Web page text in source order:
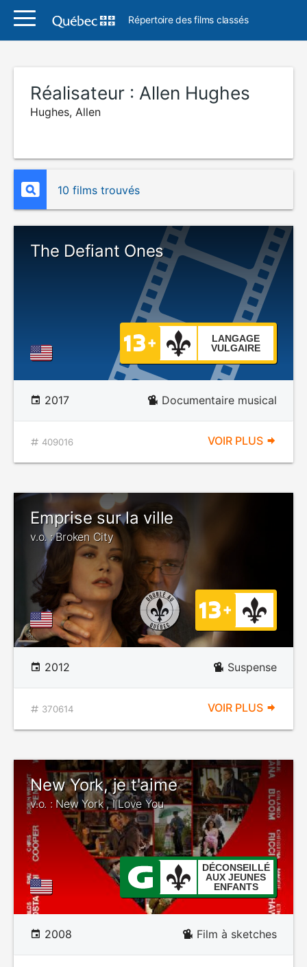
Répertoire des films classés
Réalisateur : Allen Hughes
Hughes, Allen
10 films trouvés
The Defiant Ones
LANGAGE
VULGAIRE
2017 Documentaire musical
409016 VOIR PLUS
Emprise sur la ville
v.o. : Broken City
2012 Suspense
370614 VOIR PLUS
New York, je t'aime
v.o. : New York , I Love You
DÉCONSEILLÉ
AUX JEUNES
ENFANTS
2008 Film à sketches